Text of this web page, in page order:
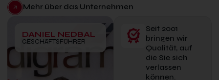
Mehr über das Unternehmen
DANIEL NEDBAL
GESCHÄFTSFÜHRER
Seit 2001
bringen wir
Qualität, auf
die Sie sich
verlassen
können.